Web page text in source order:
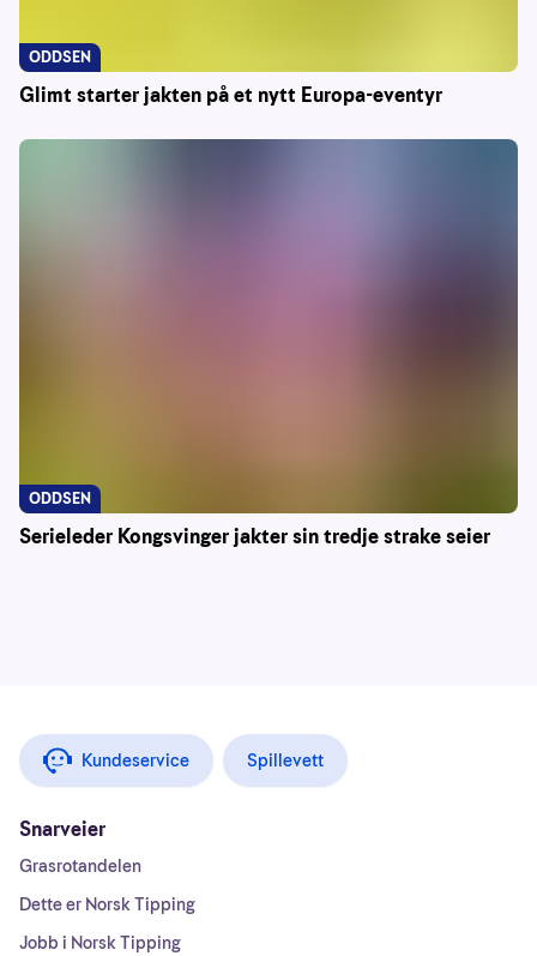
Glimt starter jakten på et nytt Europa-eventyr
ODDSEN
Serieleder Kongsvinger jakter sin tredje strake seier
ODDSEN
Kundeservice Spillevett
Snarveier
Grasrotandelen
Dette er Norsk Tipping
Jobb i Norsk Tipping